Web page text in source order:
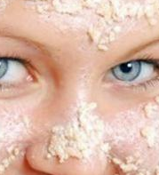
условиях
в домашних
условиях